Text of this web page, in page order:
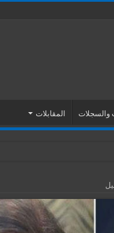
والسجلات المقابلات